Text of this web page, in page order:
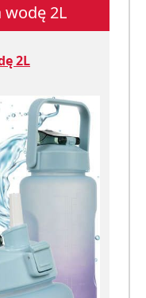
wodę 2L
2L